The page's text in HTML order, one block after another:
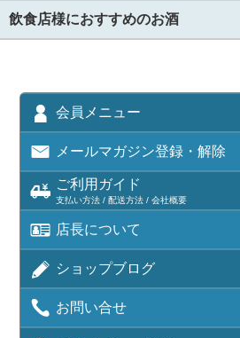
飲食店様におすすめのお酒
会員メニュー
メールマガジン登録・解除
ご利用ガイド
支払い方法 / 配送方法 / 会社概要
店長について
ショップブログ
お問い合せ